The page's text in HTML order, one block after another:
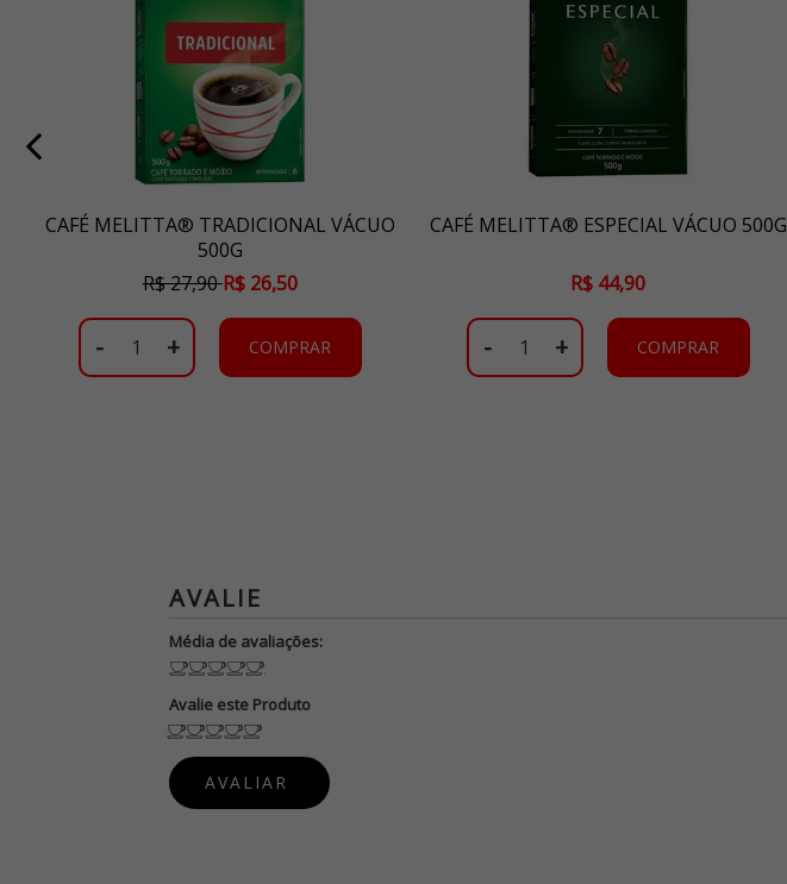
CAFÉ MELITTA® TRADICIONAL VÁCUO
500G
R$ 27,90R$ 26,50
- + COMPRAR
CAFÉ MELITTA® ESPECIAL VÁCUO 500G
R$ 44,90
- + COMPRAR
Média de avaliações:
Avalie este Produto